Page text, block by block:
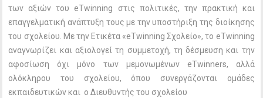
των αξιών του eTwinning στις πολιτικές, την πρακτική και
επαγγελματική ανάπτυξη τους με την υποστήριξη της διοίκησης
του σχολείου. Με την Ετικέτα «eTwinning Σχολείο», το eTwinning
αναγνωρίζει και αξιολογεί τη συμμετοχή, τη δέσμευση και την
αφοσίωση όχι μόνο των μεμονωμένων eTwinners, αλλά
ολόκληρου του σχολείου, όπου συνεργάζονται ομάδες
εκπαιδευτικών και ο Διευθυντής του σχολείου